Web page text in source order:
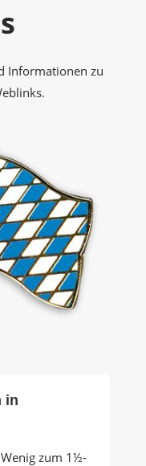
Informationen zu
in
zum 1½-